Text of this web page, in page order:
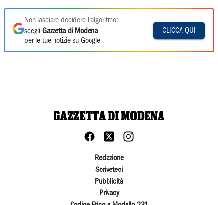
Non lasciare decidere l'algoritmo:
scegli Gazzetta di Modena
per le tue notizie su Google
CLICCA QUI
Redazione
Scriveteci
Pubblicità
Privacy